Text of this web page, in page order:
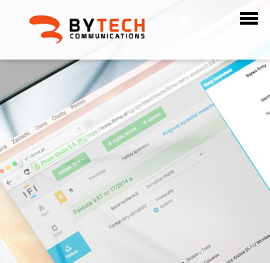
לתוכן